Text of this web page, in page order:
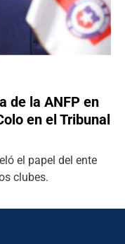
de la ANFP en
en el Tribunal
el papel del ente
clubes.